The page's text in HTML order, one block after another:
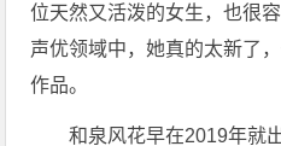
位天然又活泼的女生，也很
声优领域中，她真的太新了
作品。
和泉风花早在2019年就